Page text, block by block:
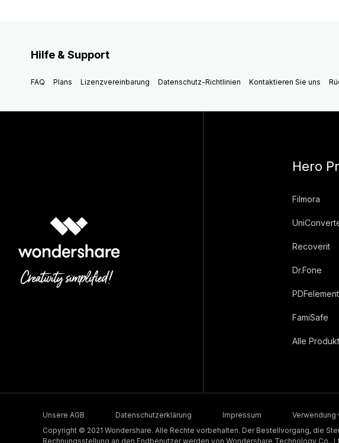
Hilfe & Support
FAQ Plans Lizenzvereinbarung Datenschutz-Richtlinien Kontaktieren Sie uns
Hero
Filmora
Recoverit
Dr.Fone
PDFelement
FamiSafe
Alle
Unsere AGB Datenschutzerklärung Impressum Verwendung
Copyright © 2021 Wondershare. Alle Rechte vorbehalten. Der Bestellvorgang, die
Rechnungsstellung an den Endbenutzer werden von Wondershare Technology Co.,